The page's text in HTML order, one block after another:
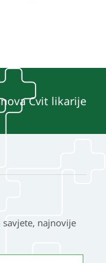
Cvit likarije
najnovije